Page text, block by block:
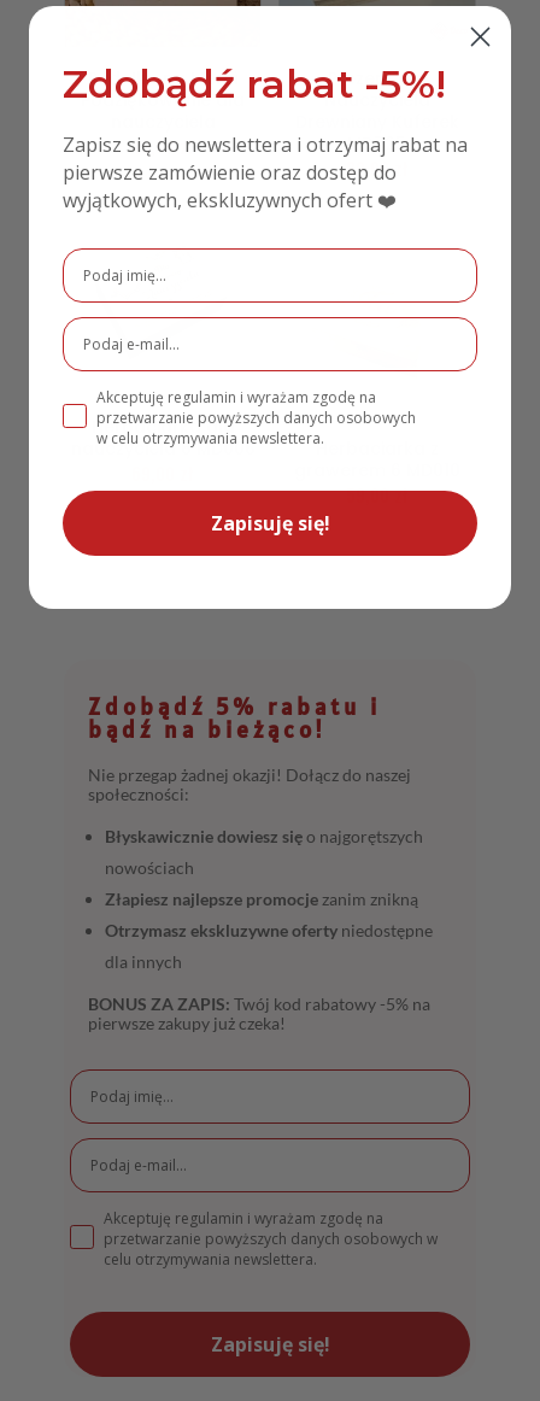
Pudełko na Merci
Podziękowanie dla
49,00 zł
Prezent dla
Nauczyciela
MD725
89,00zł
Herbaciarka dla
nauczyciela 6 MD006
Herbaciarka z
59,00zł
Zdobądź 5% rabatu i
bądź na bieżąco!
Nie przegap żadnej okazji! Dołącz do naszej
społeczności:
Błyskawicznie dowiesz sięo najgorętszych
nowościach
Złapiesz najlepsze promocje zanim znikną
Otrzymasz ekskluzywne oferty niedostępne
dla innych
BONUS ZA ZAPIS: Twój kod rabatowy -5% na
pierwsze zakupy już czeka!
Akceptuję regulamin i wyrażam zgodę na
przetwarzanie powyższych danych osobowych w
celu otrzymywania newslettera.
Zapisuję się!
Zdobądź rabat -5%!
Zapisz się do newslettera i otrzymaj rabat na
pierwsze zamówienie oraz dostęp do
wyjątkowych, ekskluzywnych ofert ❤️
Akceptuję regulamin i wyrażam zgodę na
przetwarzanie powyższych danych osobowych
w celu otrzymywania newslettera.
Zapisuję się!